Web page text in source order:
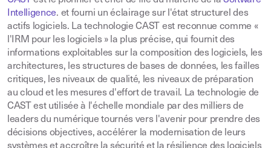
Intelligence. et fourni un éclairage sur l'état structurel des
actifs logiciels. La technologie CAST est reconnue comme «
l'IRM pour les logiciels » la plus précise, qui fournit des
informations exploitables sur la composition des logiciels, les
architectures, les structures de bases de données, les failles
critiques, les niveaux de qualité, les niveaux de préparation
au cloud et les mesures d'effort de travail. La technologie de
CAST est utilisée à l'échelle mondiale par des milliers de
leaders du numérique tournés vers l'avenir pour prendre des
décisions objectives, accélérer la modernisation de leurs